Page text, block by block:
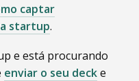
captar
startup.
e está procurando
enviar o seu decke